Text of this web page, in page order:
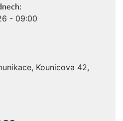
- 09:00
Kounicova 42,